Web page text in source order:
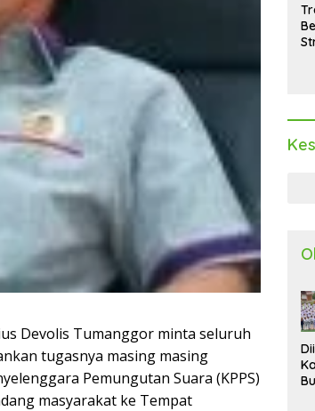
Devolis Tumanggor minta seluruh
tugasnya masing masing
Pemungutan Suara (KPPS)
masyarakat ke Tempat